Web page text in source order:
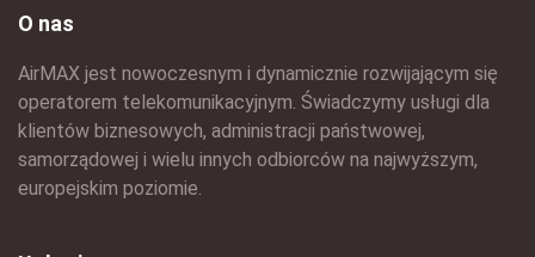
O nas
AirMAX jest nowoczesnym i dynamicznie rozwijającym się
operatorem telekomunikacyjnym. Świadczymy usługi dla
klientów biznesowych, administracji państwowej,
samorządowej i wielu innych odbiorców na najwyższym,
europejskim poziomie.